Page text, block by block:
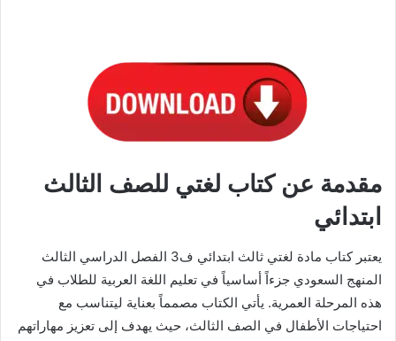
مقدمة عن كتاب لغتي للصف الثالث
ابتدائي
يعتبر كتاب مادة لغتي ثالث ابتدائي ف3 الفصل الدراسي الثالث
المنهج السعودي جزءاً أساسياً في تعليم اللغة العربية للطلاب في
هذه المرحلة العمرية. يأتي الكتاب مصمماً بعناية ليتناسب مع
احتياجات الأطفال في الصف الثالث، حيث يهدف إلى تعزيز مهاراتهم